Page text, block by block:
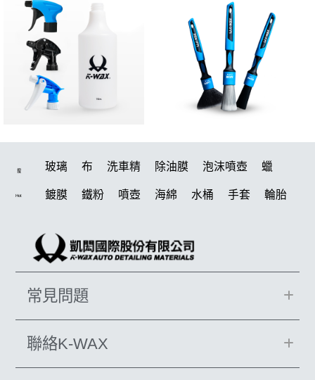
搜
Hot
玻璃 布 洗車精 除油膜 泡沫噴壺 蠟
鍍膜 鐵粉 噴壺 海綿 水桶 手套 輪胎
鍍膜劑 打蠟棉 拋光 瓷土
水痕
泡沫噴壺推薦
常見問題
聯絡K-WAX